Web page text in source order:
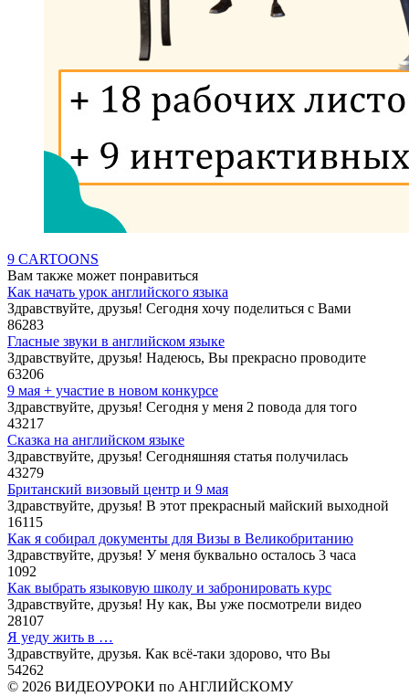
9 CARTOONS
Вам также может понравиться
Как начать урок английского языка
Здравствуйте, друзья! Сегодня хочу поделиться с Вами
86283
Гласные звуки в английском языке
Здравствуйте, друзья! Надеюсь, Вы прекрасно проводите
63206
9 мая + участие в новом конкурсе
Здравствуйте, друзья! Сегодня у меня 2 повода для того
43217
Сказка на английском языке
Здравствуйте, друзья! Сегодняшняя статья получилась
43279
Британский визовый центр и 9 мая
Здравствуйте, друзья! В этот прекрасный майский выходной
16115
Как я собирал документы для Визы в Великобританию
Здравствуйте, друзья! У меня буквально осталось 3 часа
1092
Как выбрать языковую школу и забронировать курс
Здравствуйте, друзья! Ну как, Вы уже посмотрели видео
28107
Я уеду жить в …
Здравствуйте, друзья. Как всё-таки здорово, что Вы
54262
© 2026 ВИДЕОУРОКИ по АНГЛИЙСКОМУ